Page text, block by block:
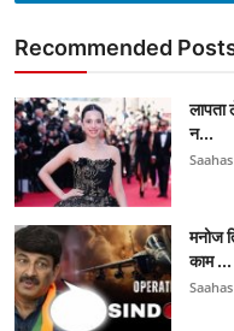
Recommended
लापता
न...
मनोज
काम ...